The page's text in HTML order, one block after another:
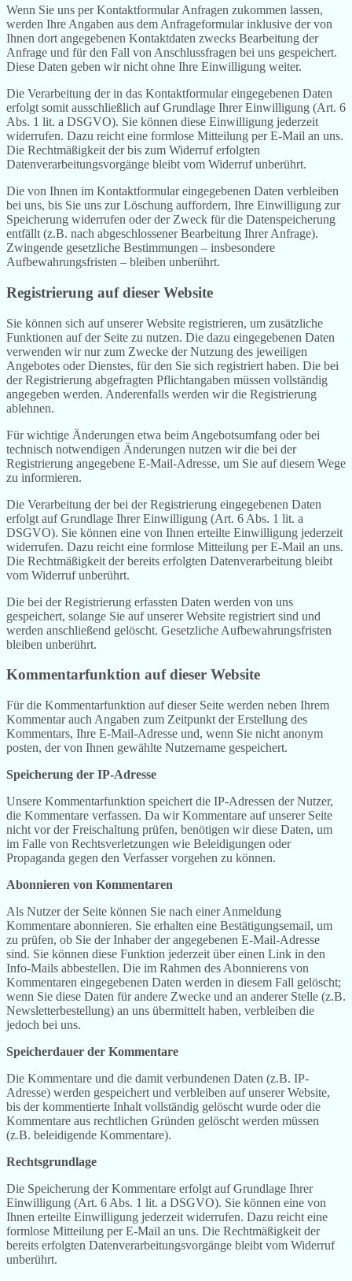
Wenn Sie uns per Kontaktformular Anfragen zukommen lassen,
werden Ihre Angaben aus dem Anfrageformular inklusive der von
Ihnen dort angegebenen Kontaktdaten zwecks Bearbeitung der
Anfrage und für den Fall von Anschlussfragen bei uns gespeichert.
Diese Daten geben wir nicht ohne Ihre Einwilligung weiter.
Die Verarbeitung der in das Kontaktformular eingegebenen Daten
erfolgt somit ausschließlich auf Grundlage Ihrer Einwilligung (Art. 6
Abs. 1 lit. a DSGVO). Sie können diese Einwilligung jederzeit
widerrufen. Dazu reicht eine formlose Mitteilung per E-Mail an uns.
Die Rechtmäßigkeit der bis zum Widerruf erfolgten
Datenverarbeitungsvorgänge bleibt vom Widerruf unberührt.
Die von Ihnen im Kontaktformular eingegebenen Daten verbleiben
bei uns, bis Sie uns zur Löschung auffordern, Ihre Einwilligung zur
Speicherung widerrufen oder der Zweck für die Datenspeicherung
entfällt (z.B. nach abgeschlossener Bearbeitung Ihrer Anfrage).
Zwingende gesetzliche Bestimmungen – insbesondere
Aufbewahrungsfristen – bleiben unberührt.
Registrierung auf dieser Website
Sie können sich auf unserer Website registrieren, um zusätzliche
Funktionen auf der Seite zu nutzen. Die dazu eingegebenen Daten
verwenden wir nur zum Zwecke der Nutzung des jeweiligen
Angebotes oder Dienstes, für den Sie sich registriert haben. Die bei
der Registrierung abgefragten Pflichtangaben müssen vollständig
angegeben werden. Anderenfalls werden wir die Registrierung
ablehnen.
Für wichtige Änderungen etwa beim Angebotsumfang oder bei
technisch notwendigen Änderungen nutzen wir die bei der
Registrierung angegebene E-Mail-Adresse, um Sie auf diesem Wege
zu informieren.
Die Verarbeitung der bei der Registrierung eingegebenen Daten
erfolgt auf Grundlage Ihrer Einwilligung (Art. 6 Abs. 1 lit. a
DSGVO). Sie können eine von Ihnen erteilte Einwilligung jederzeit
widerrufen. Dazu reicht eine formlose Mitteilung per E-Mail an uns.
Die Rechtmäßigkeit der bereits erfolgten Datenverarbeitung bleibt
vom Widerruf unberührt.
Die bei der Registrierung erfassten Daten werden von uns
gespeichert, solange Sie auf unserer Website registriert sind und
werden anschließend gelöscht. Gesetzliche Aufbewahrungsfristen
bleiben unberührt.
Kommentarfunktion auf dieser Website
Für die Kommentarfunktion auf dieser Seite werden neben Ihrem
Kommentar auch Angaben zum Zeitpunkt der Erstellung des
Kommentars, Ihre E-Mail-Adresse und, wenn Sie nicht anonym
posten, der von Ihnen gewählte Nutzername gespeichert.
Speicherung der IP-Adresse
Unsere Kommentarfunktion speichert die IP-Adressen der Nutzer,
die Kommentare verfassen. Da wir Kommentare auf unserer Seite
nicht vor der Freischaltung prüfen, benötigen wir diese Daten, um
im Falle von Rechtsverletzungen wie Beleidigungen oder
Propaganda gegen den Verfasser vorgehen zu können.
Abonnieren von Kommentaren
Als Nutzer der Seite können Sie nach einer Anmeldung
Kommentare abonnieren. Sie erhalten eine Bestätigungsemail, um
zu prüfen, ob Sie der Inhaber der angegebenen E-Mail-Adresse
sind. Sie können diese Funktion jederzeit über einen Link in den
Info-Mails abbestellen. Die im Rahmen des Abonnierens von
Kommentaren eingegebenen Daten werden in diesem Fall gelöscht;
wenn Sie diese Daten für andere Zwecke und an anderer Stelle (z.B.
Newsletterbestellung) an uns übermittelt haben, verbleiben die
jedoch bei uns.
Speicherdauer der Kommentare
Die Kommentare und die damit verbundenen Daten (z.B. IP-
Adresse) werden gespeichert und verbleiben auf unserer Website,
bis der kommentierte Inhalt vollständig gelöscht wurde oder die
Kommentare aus rechtlichen Gründen gelöscht werden müssen
(z.B. beleidigende Kommentare).
Rechtsgrundlage
Die Speicherung der Kommentare erfolgt auf Grundlage Ihrer
Einwilligung (Art. 6 Abs. 1 lit. a DSGVO). Sie können eine von
Ihnen erteilte Einwilligung jederzeit widerrufen. Dazu reicht eine
formlose Mitteilung per E-Mail an uns. Die Rechtmäßigkeit der
bereits erfolgten Datenverarbeitungsvorgänge bleibt vom Widerruf
unberührt.